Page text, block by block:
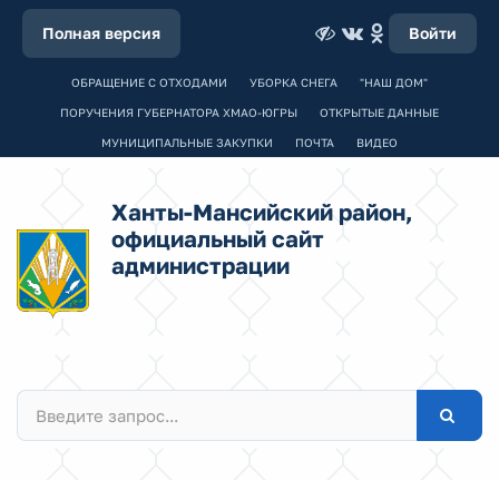
Полная версия Войти
ОБРАЩЕНИЕ С ОТХОДАМИ УБОРКА СНЕГА "НАШ ДОМ"
ПОРУЧЕНИЯ ГУБЕРНАТОРА ХМАО-ЮГРЫ ОТКРЫТЫЕ ДАННЫЕ
МУНИЦИПАЛЬНЫЕ ЗАКУПКИ ПОЧТА ВИДЕО
Ханты-Мансийский район,
официальный сайт
администрации